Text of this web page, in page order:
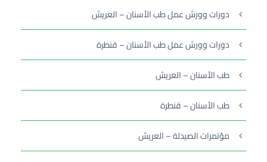
دورات وورش عمل طب الأسنان – العريش
دورات وورش عمل طب الأسنان – قنطرة
طب الأسنان – العريش
طب الأسنان – قنطرة
مؤتمرات الصيدلة – العريش